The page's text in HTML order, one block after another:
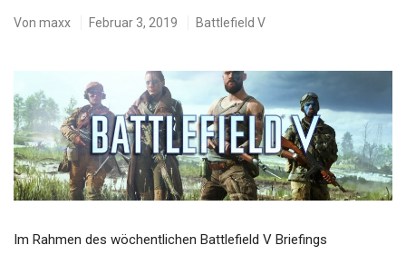
Von maxx Februar 3, 2019 Battlefield V
Im Rahmen des wöchentlichen Battlefield V Briefings